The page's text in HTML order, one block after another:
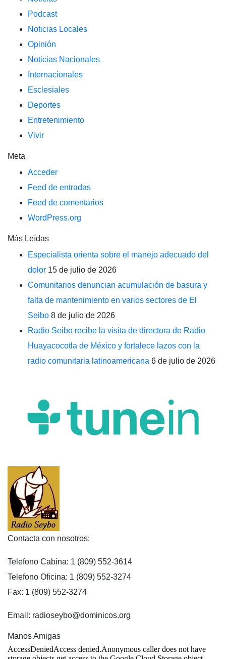
Podcast
Noticias Locales
Opinión
Noticias Nacionales
Internacionales
Esclesiales
Deportes
Entretenimiento
Vivir
Meta
Acceder
Feed de entradas
Feed de comentarios
WordPress.org
Más Leídas
Especialista orienta sobre el manejo adecuado del
dolor 15 de julio de 2026
Comunitarios denuncian acumulación de basura y
falta de mantenimiento en varios sectores de El
Seibo 8 de julio de 2026
Radio Seibo recibe la visita de directora de Radio
Huayacocotla de México y fortalece lazos con la
radio comunitaria latinoamericana 6 de julio de 2026
Contacta con nosotros:
Telefono Cabina: 1 (809) 552-3614
Telefono Oficina: 1 (809) 552-3274
Fax: 1 (809) 552-3274
Email: radioseybo@dominicos.org
Manos Amigas